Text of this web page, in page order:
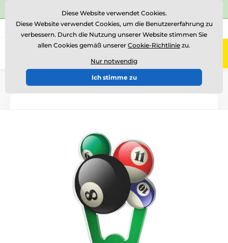
⭐Siehe 504 verifizierte Bewertungen auf
Rufen Sie uns an (Mo-Fr 15-18) +43 676 361 37 22
0
Einführung Acryltrophäen ACUTN001
Diese Website verwendet Cookies.
Diese Website verwendet Cookies, um die Benutzererfahrung zu
verbessern. Durch die Nutzung unserer Website stimmen Sie
allen Cookies gemäß unserer Cookie-Richtlinie zu.
Nur notwendig
Ich stimme zu